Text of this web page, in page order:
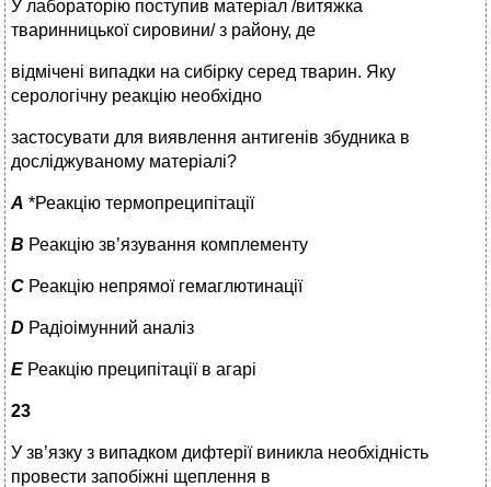
У лабораторію поступив матеріал /витяжка
тваринницької сировини/ з району, де
відмічені випадки на сибірку серед тварин. Яку
серологічну реакцію необхідно
застосувати для виявлення антигенів збудника в
досліджуваному матеріалі?
A *Реакцію термопреципітації
B Реакцію зв’язування комплементу
C Реакцію непрямої гемаглютинації
D Радіоімунний аналіз
E Реакцію преципітації в агарі
23
У зв’язку з випадком дифтерії виникла необхідність
провести запобіжні щеплення в